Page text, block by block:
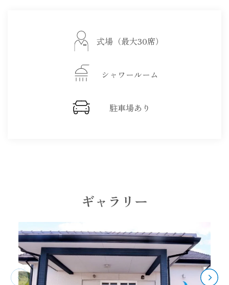
式場（最大30席）
シャワールーム
駐車場あり
ギャラリー